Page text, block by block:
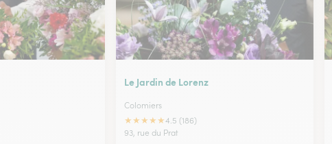
Le Jardin de Lorenz
Colomiers
★★★★★4.5 (186)
93, rue du Prat